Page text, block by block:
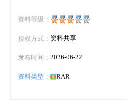
资料等级：
授权方式： 资料共享
发布时间： 2026-06-22
资料类型： RAR